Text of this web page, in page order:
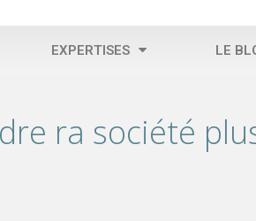
EXPERTISES LE
ra société